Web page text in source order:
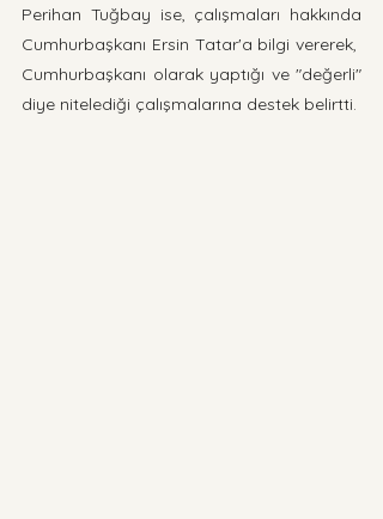
Perihan Tuğbay ise, çalışmaları hakkında
Cumhurbaşkanı Ersin Tatar'a bilgi vererek,
Cumhurbaşkanı olarak yaptığı ve "değerli"
diye nitelediği çalışmalarına destek belirtti.